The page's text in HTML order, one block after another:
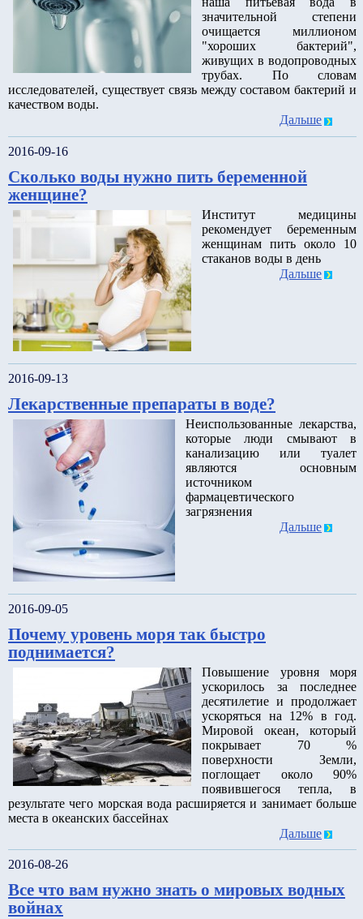
значительной степени
очищается миллионом
"хороших бактерий",
живущих в водопроводных
трубах. По словам
исследователей, существует связь между составом бактерий и
качеством воды.
Дальше
2016-09-16
Сколько воды нужно пить беременной
женщине?
Институт медицины
рекомендует беременным
женщинам пить около 10
стаканов воды в день
Дальше
2016-09-13
Лекарственные препараты в воде?
Неиспользованные лекарства,
которые люди смывают в
канализацию или туалет
являются основным
источником
фармацевтического
загрязнения
Дальше
2016-09-05
Почему уровень моря так быстро
поднимается?
Повышение уровня моря
ускорилось за последнее
десятилетие и продолжает
ускоряться на 12% в год.
Мировой океан, который
покрывает 70 %
поверхности Земли,
поглощает около 90%
появившегося тепла, в
результате чего морская вода расширяется и занимает больше
места в океанских бассейнах
Дальше
2016-08-26
Все что вам нужно знать о мировых водных
войнах